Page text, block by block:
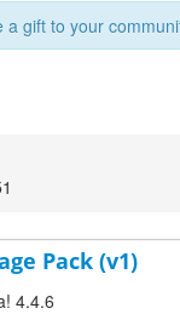
gift to your
Pack (v1)
4.4.6